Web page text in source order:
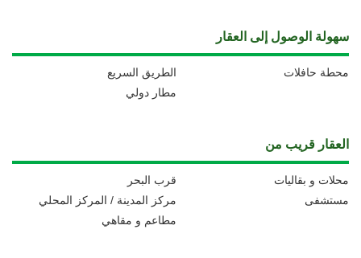
سهولة الوصول إلى العقار
الطريق السريع
محطة حافلات
مطار دولي
العقار قريب من
قرب البحر
محلات و بقاليات
مركز المدينة / المركز المحلي
مستشفى
مطاعم و مقاهي